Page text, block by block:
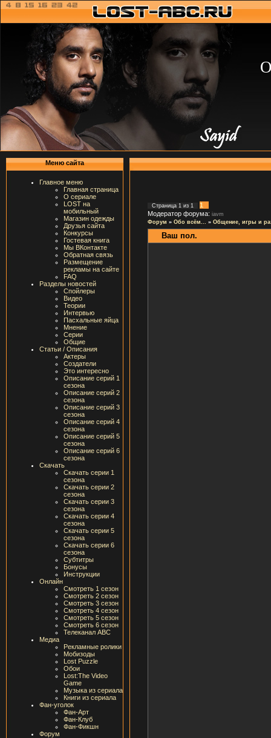
Меню сайта
Главное меню
Главная страница
О сериале
LOST на
мобильный
Магазин одежды
Друзья сайта
Конкурсы
Гостевая книга
Мы ВКонтакте
Обратная связь
Размещение
рекламы на сайте
FAQ
Разделы новостей
Спойлеры
Видео
Теории
Интервью
Пасхальные яйца
Мнение
Серии
Общие
Статьи / Описания
Актеры
Создатели
Это интересно
Описание серий 1
сезона
Описание серий 2
сезона
Описание серий 3
сезона
Описание серий 4
сезона
Описание серий 5
сезона
Описание серий 6
сезона
Скачать
Скачать серии 1
сезона
Скачать серии 2
сезона
Скачать серии 3
сезона
Скачать серии 4
сезона
Скачать серии 5
сезона
Скачать серии 6
сезона
Субтитры
Бонусы
Инструкции
Онлайн
Смотреть 1 сезон
Смотреть 2 сезон
Смотреть 3 сезон
Смотреть 4 сезон
Смотреть 5 сезон
Смотреть 6 сезон
Телеканал ABC
Медиа
Рекламные ролики
Мобизоды
Lost Puzzle
Обои
Lost:The Video
Game
Музыка из сериала
Книги из сериала
Фан-уголок
Фан-Арт
Фан-Клуб
Фан-Фикшн
Форум
Страница 1 из 1
1
Модератор форума: iavm
Форум » Обо всём... » Общение, игры и
Ваш пол.